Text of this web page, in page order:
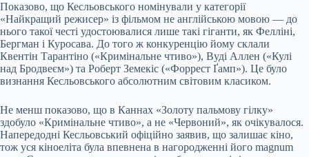
Показово, що Кесльовського номінували у категорії
«Найкращий режисер» із фільмом не англійською мовою — до
нього такої честі удостоювалися лише такі гіганти, як Фелліні,
Бергман і Куросава. До того ж конкуренцію йому склали
Квентін Тарантіно («Кримінальне чтиво»), Вуді Аллен («Кулі
над Бродвеєм») та Роберт Земекіс («Форрест Ґамп»). Це було
визнання Кесльовського абсолютним світовим класиком.
Не менш показово, що в Каннах «Золоту пальмову гілку»
здобуло «Кримінальне чтиво», а не «Червоний», як очікувалося.
Напередодні Кесльовський офіційно заявив, що залишає кіно,
тож уся кіноеліта була впевнена в нагородженні його magnum